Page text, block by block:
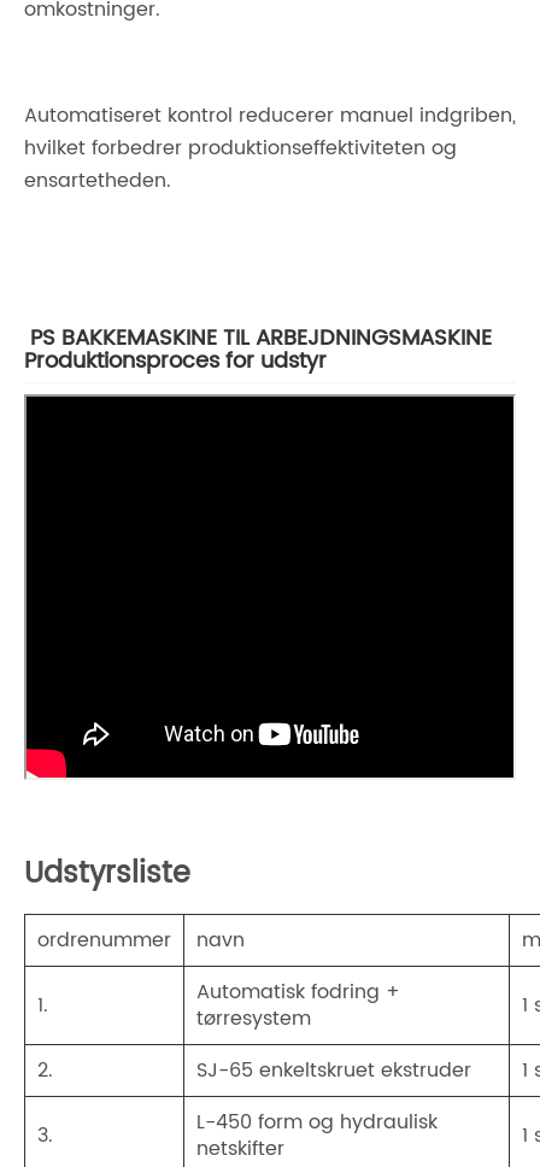
omkostninger.
Automatiseret kontrol reducerer manuel indgriben,
hvilket forbedrer produktionseffektiviteten og
ensartetheden.
PS BAKKEMASKINE TIL ARBEJDNINGSMASKINE
Produktionsproces for udstyr
Udstyrsliste
ordrenummer navn
1.
Automatisk fodring +
tørresystem
1
2. SJ-65 enkeltskruet ekstruder 1
3.
L-450 form og hydraulisk
netskifter
1